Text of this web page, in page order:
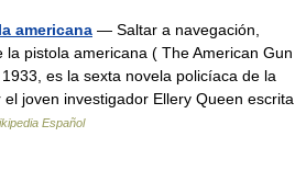
americana — Saltar a navegación,
la pistola americana ( The American Gun
es la sexta novela policíaca de la
joven investigador Ellery Queen escrita
Español